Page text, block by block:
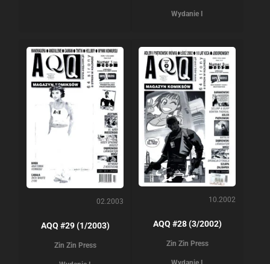
Wydanie I
02.2003
AQQ #29 (1/2003)
Zin Zin Press
10.2002
AQQ #28 (3/2002)
Zin Zin Press